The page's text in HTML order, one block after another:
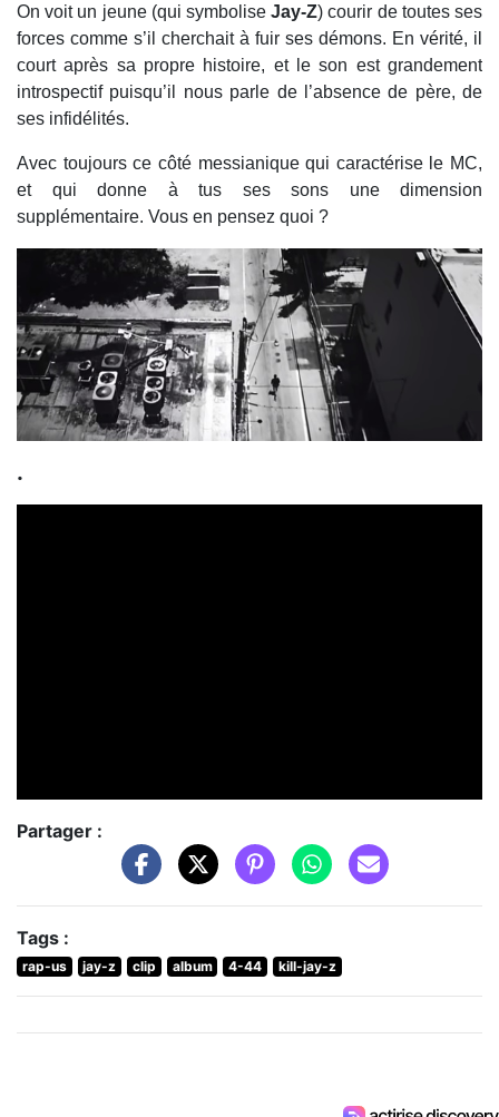
On voit un jeune (qui symbolise Jay-Z) courir de toutes ses
forces comme s’il cherchait à fuir ses démons. En vérité, il
court après sa propre histoire, et le son est grandement
introspectif puisqu’il nous parle de l’absence de père, de
ses infidélités.
Avec toujours ce côté messianique qui caractérise le MC,
et qui donne à tus ses sons une dimension
supplémentaire. Vous en pensez quoi ?
.
Partager :
Tags :
rap-us jay-z clip album 4-44 kill-jay-z